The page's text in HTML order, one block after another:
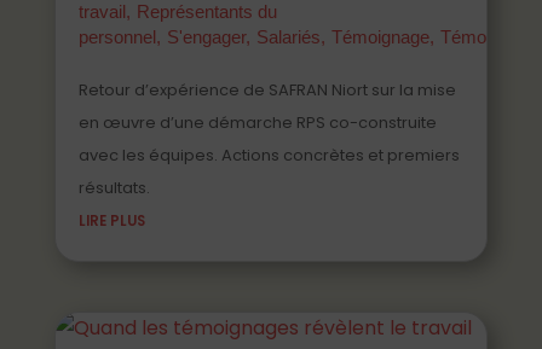
travail
Représentants du
personnel
S'engager Salariés Témoignage Témoigner
Retour d’expérience de SAFRAN Niort sur la mise
en œuvre d’une démarche RPS co-construite
avec les équipes. Actions concrètes et premiers
résultats.
LIRE PLUS